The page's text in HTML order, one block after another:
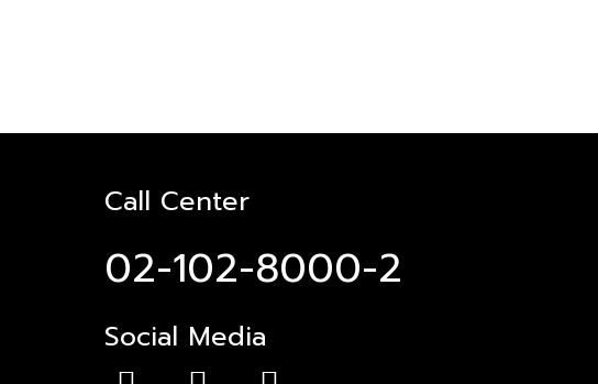
Call Center
02-102-8000-2
Social Media